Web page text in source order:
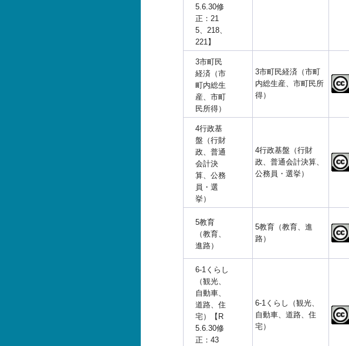
5.6.30修
正：21
5、218、
221】
3市町民
経済（市
町内総生
産、市町
民所得）
3市町民経済（市町
内総生産、市町民所
得）
4行政基
盤（行財
政、普通
会計決
算、公務
員・選
挙）
4行政基盤（行財
政、普通会計決算、
公務員・選挙）
5教育
（教育、
進路）
5教育（教育、進
路）
6-1くらし
（観光、
自動車、
道路、住
宅）【R
5.6.30修
正：43
6-1くらし（観光、
自動車、道路、住
宅）